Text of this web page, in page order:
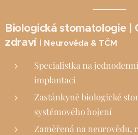
Biologická stomatologie |
zdraví | Neurověda & TČM
Specialistka na
implantaci
Zastánkyně biologické
systémového hojení
Zaměřená na neurovědu,